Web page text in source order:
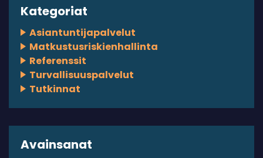
Kategoriat
Asiantuntijapalvelut
Matkustusriskienhallinta
Referenssit
Turvallisuuspalvelut
Tutkinnat
Avainsanat